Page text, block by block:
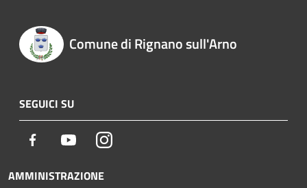
Comune di Rignano sull'Arno
SEGUICI SU
Facebook YoutubeInstagram
AMMINISTRAZIONE